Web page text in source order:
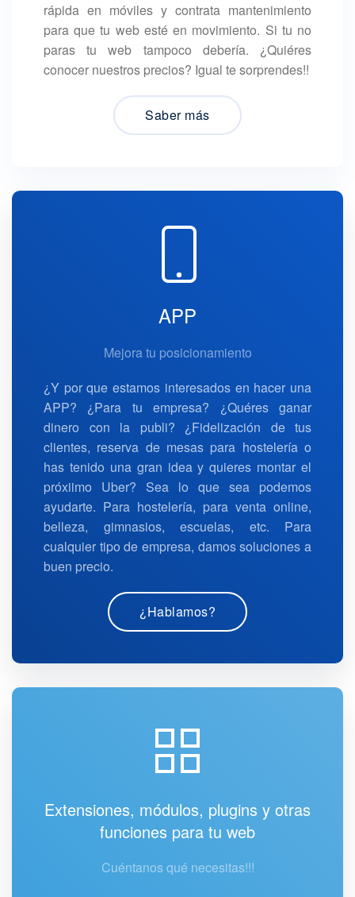
rápida en móviles y contrata mantenimiento
para que tu web esté en movimiento. Si tu no
paras tu web tampoco debería. ¿Quiéres
conocer nuestros precios? Igual te sorprendes!!
Saber más
APP
Mejora tu posicionamiento
¿Y por que estamos interesados en hacer una
APP? ¿Para tu empresa? ¿Quéres ganar
dinero con la publi? ¿Fidelización de tus
clientes, reserva de mesas para hostelería o
has tenido una gran idea y quieres montar el
próxiimo Uber? Sea lo que sea podemos
ayudarte. Para hostelería, para venta online,
belleza, gimnasios, escuelas, etc. Para
cualquier tipo de empresa, damos soluciones a
buen precio.
¿Hablamos?
Extensiones, módulos, plugins y otras
funciones para tu web
Cuéntanos qué necesitas!!!